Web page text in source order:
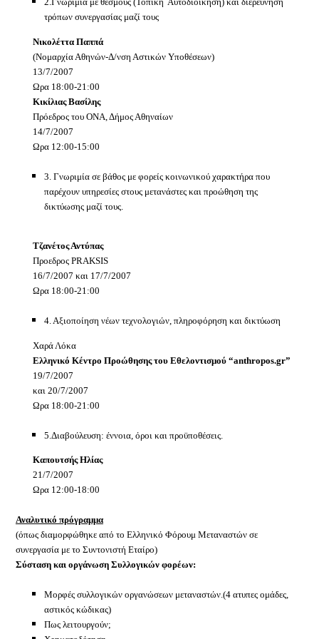
τρόπων συνεργασίας μαζί τους
Νικολέττα Παππά
(Νομαρχία Αθηνών-Δ/νση Αστικών Υποθέσεων)
13/7/2007
Ωρα 18:00-21:00
Κικίλιας Βασίλης
Πρόεδρος του ΟΝΑ, Δήμος Αθηναίων
14/7/2007
Ωρα 12:00-15:00
3. Γνωριμία σε βάθος με φορείς κοινωνικού χαρακτήρα που
παρέχουν υπηρεσίες στους μετανάστες και προώθηση της
δικτύωσης μαζί τους.
Τζανέτος Αντύπας
Προεδρος ΡRAKSIS
16/7/2007 και 17/7/2007
Ωρα 18:00-21:00
4. Αξιοποίηση νέων τεχνολογιών, πληροφόρηση και δικτύωση
Χαρά Λόκα
Ελληνικό Κέντρο Προώθησης του Εθελοντισμού “anthropos.gr”
19/7/2007
και 20/7/2007
Ωρα 18:00-21:00
5.Διαβούλευση: έννοια, όροι και προϋποθέσεις.
Καπουτσής Ηλίας
21/7/2007
Ωρα 12:00-18:00
Αναλυτικό πρόγραμμα
(όπως διαμορφώθηκε από το Ελληνικό Φόρουμ Μεταναστών σε
συνεργασία με το Συντονιστή Εταίρο)
Σύσταση και οργάνωση Συλλογικών φορέων:
Μορφές συλλογικών οργανώσεων μεταναστών.(4 ατυπες ομάδες,
αστικός κώδικας)
Πως λειτουργούν;